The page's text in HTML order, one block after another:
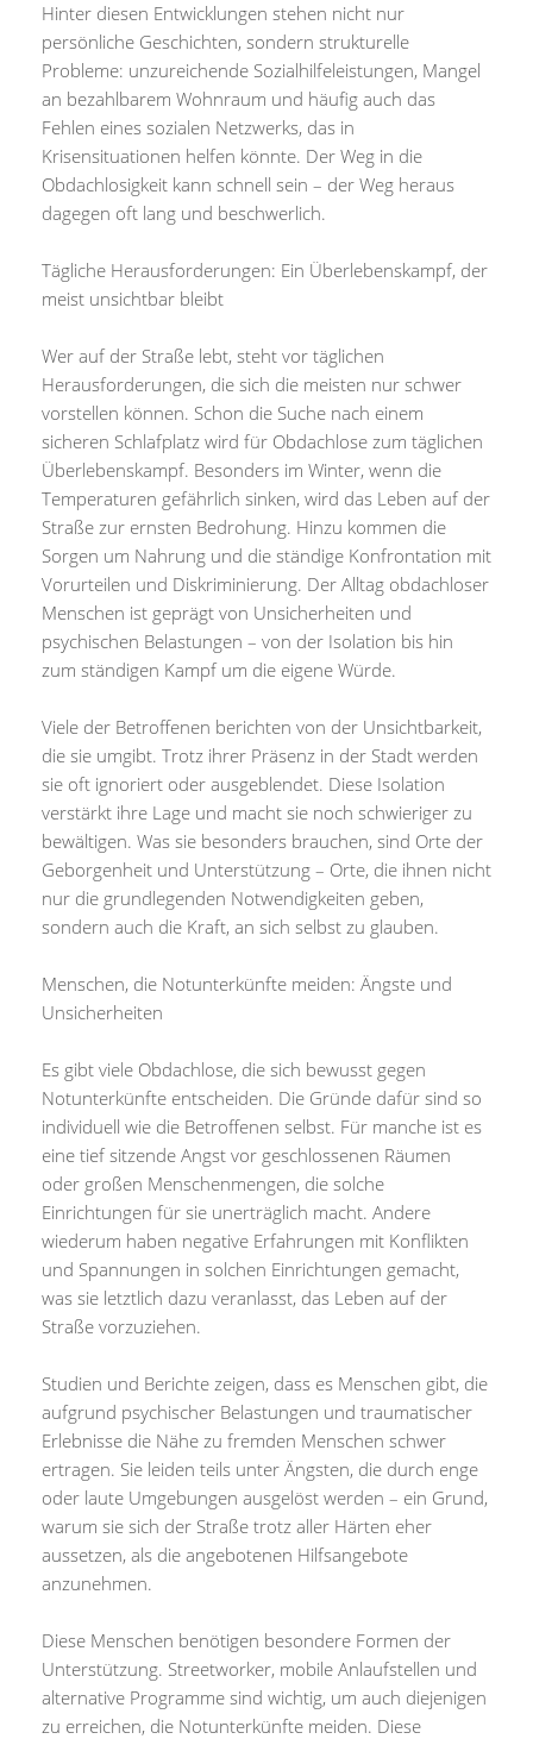
Hinter diesen Entwicklungen stehen nicht nur
persönliche Geschichten, sondern strukturelle
Probleme: unzureichende Sozialhilfeleistungen, Mangel
an bezahlbarem Wohnraum und häufig auch das
Fehlen eines sozialen Netzwerks, das in
Krisensituationen helfen könnte. Der Weg in die
Obdachlosigkeit kann schnell sein – der Weg heraus
dagegen oft lang und beschwerlich.
Tägliche Herausforderungen: Ein Überlebenskampf, der
meist unsichtbar bleibt
Wer auf der Straße lebt, steht vor täglichen
Herausforderungen, die sich die meisten nur schwer
vorstellen können. Schon die Suche nach einem
sicheren Schlafplatz wird für Obdachlose zum täglichen
Überlebenskampf. Besonders im Winter, wenn die
Temperaturen gefährlich sinken, wird das Leben auf der
Straße zur ernsten Bedrohung. Hinzu kommen die
Sorgen um Nahrung und die ständige Konfrontation mit
Vorurteilen und Diskriminierung. Der Alltag obdachloser
Menschen ist geprägt von Unsicherheiten und
psychischen Belastungen – von der Isolation bis hin
zum ständigen Kampf um die eigene Würde.
Viele der Betroffenen berichten von der Unsichtbarkeit,
die sie umgibt. Trotz ihrer Präsenz in der Stadt werden
sie oft ignoriert oder ausgeblendet. Diese Isolation
verstärkt ihre Lage und macht sie noch schwieriger zu
bewältigen. Was sie besonders brauchen, sind Orte der
Geborgenheit und Unterstützung – Orte, die ihnen nicht
nur die grundlegenden Notwendigkeiten geben,
sondern auch die Kraft, an sich selbst zu glauben.
Menschen, die Notunterkünfte meiden: Ängste und
Unsicherheiten
Es gibt viele Obdachlose, die sich bewusst gegen
Notunterkünfte entscheiden. Die Gründe dafür sind so
individuell wie die Betroffenen selbst. Für manche ist es
eine tief sitzende Angst vor geschlossenen Räumen
oder großen Menschenmengen, die solche
Einrichtungen für sie unerträglich macht. Andere
wiederum haben negative Erfahrungen mit Konflikten
und Spannungen in solchen Einrichtungen gemacht,
was sie letztlich dazu veranlasst, das Leben auf der
Straße vorzuziehen.
Studien und Berichte zeigen, dass es Menschen gibt, die
aufgrund psychischer Belastungen und traumatischer
Erlebnisse die Nähe zu fremden Menschen schwer
ertragen. Sie leiden teils unter Ängsten, die durch enge
oder laute Umgebungen ausgelöst werden – ein Grund,
warum sie sich der Straße trotz aller Härten eher
aussetzen, als die angebotenen Hilfsangebote
anzunehmen.
Diese Menschen benötigen besondere Formen der
Unterstützung. Streetworker, mobile Anlaufstellen und
alternative Programme sind wichtig, um auch diejenigen
zu erreichen, die Notunterkünfte meiden. Diese